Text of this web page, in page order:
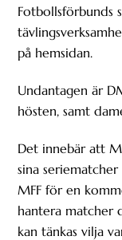
Fotbollsförbunds
på hemsidan.
Undantagen är
hösten, samt
Det innebär att
sina
MFF för en
hantera matcher
kan tänkas vilja